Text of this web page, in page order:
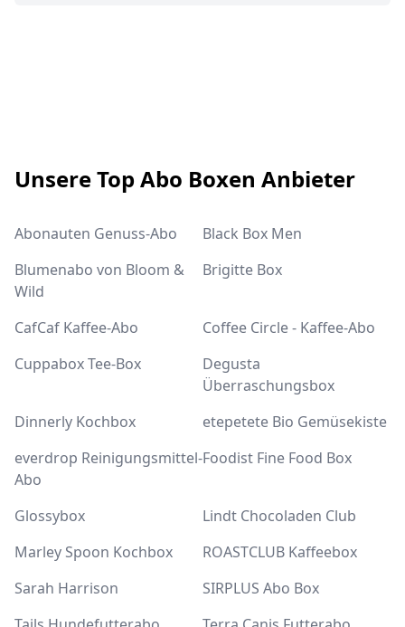
Unsere Top Abo Boxen Anbieter
Abonauten Genuss-Abo
Black Box Men
Blumenabo von Bloom &
Wild
Brigitte Box
CafCaf Kaffee-Abo
Coffee Circle - Kaffee-Abo
Cuppabox Tee-Box
Degusta
Überraschungsbox
Dinnerly Kochbox
etepetete Bio Gemüsekiste
everdrop Reinigungsmittel-
Abo
Foodist Fine Food Box
Glossybox
Lindt Chocoladen Club
Marley Spoon Kochbox
ROASTCLUB Kaffeebox
Sarah Harrison
SIRPLUS Abo Box